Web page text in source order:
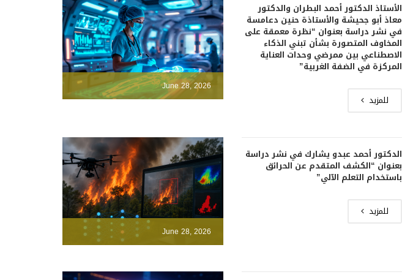
June 28, 2026
الأستاذ الدكتور أحمد البطران والدكتور
معاذ أبو جحيشة والأستاذة حنين دعامسة
في نشر دراسة بعنوان “نظرة معمقة على
المخاوف المتصورة بشأن تبني الذكاء
الاصطناعي بين ممرضي وحدات العناية
المركزة في الضفة الغربية”
للمزيد
June 28, 2026
الدكتور أحمد عبدو يشارك في نشر دراسة
بعنوان “الكشف المتقدم عن الحرائق
باستخدام التعلم الآلي”
للمزيد